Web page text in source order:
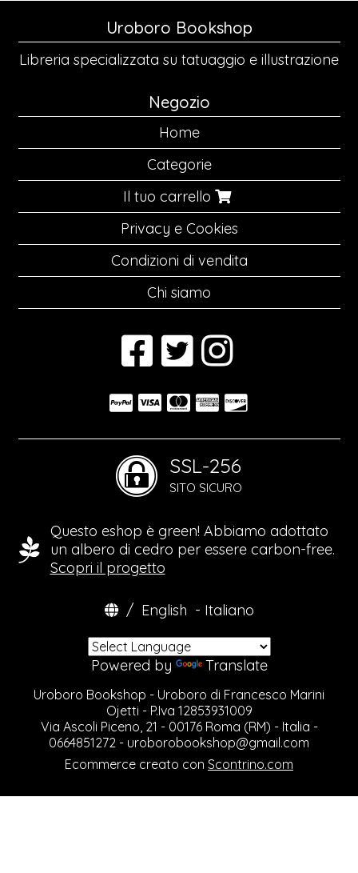
Uroboro Bookshop
Libreria specializzata su tatuaggio e illustrazione
Negozio
Home
Categorie
Il tuo carrello
Privacy e Cookies
Condizioni di vendita
Chi siamo
SSL-256
SITO SICURO
Questo eshop è green! Abbiamo adottato
un albero di cedro per essere carbon-free.
Scopri il progetto
/ English - Italiano
Powered by Translate
Uroboro Bookshop - Uroboro di Francesco Marini
Ojetti - P.Iva 12853931009
Via Ascoli Piceno, 21 - 00176 Roma (RM) - Italia -
0664851272 - uroborobookshop@gmail.com
Ecommerce creato con Scontrino.com